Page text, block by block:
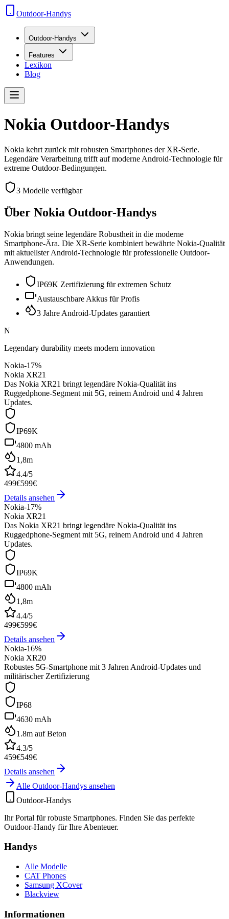
Outdoor-Handys
Outdoor-Handys
Features
Lexikon
Blog
Nokia Outdoor-Handys
Nokia kehrt zurück mit robusten Smartphones der XR-Serie.
Legendäre Verarbeitung trifft auf moderne Android-Technologie für
extreme Outdoor-Bedingungen.
3 Modelle verfügbar
Über Nokia Outdoor-Handys
Nokia bringt seine legendäre Robustheit in die moderne
Smartphone-Ära. Die XR-Serie kombiniert bewährte Nokia-Qualität
mit aktuellster Android-Technologie für professionelle Outdoor-
Anwendungen.
IP69K Zertifizierung für extremen Schutz
Austauschbare Akkus für Profis
3 Jahre Android-Updates garantiert
N
Legendary durability meets modern innovation
Nokia-17%
Nokia XR21
Das Nokia XR21 bringt legendäre Nokia-Qualität ins
Ruggedphone-Segment mit 5G, reinem Android und 4 Jahren
Updates.
IP69K
4800 mAh
1,8m
4.4/5
499€599€
Details ansehen
Nokia-17%
Nokia XR21
Das Nokia XR21 bringt legendäre Nokia-Qualität ins
Ruggedphone-Segment mit 5G, reinem Android und 4 Jahren
Updates.
IP69K
4800 mAh
1,8m
4.4/5
499€599€
Details ansehen
Nokia-16%
Nokia XR20
Robustes 5G-Smartphone mit 3 Jahren Android-Updates und
militärischer Zertifizierung
IP68
4630 mAh
1.8m auf Beton
4.3/5
459€549€
Details ansehen
Alle Outdoor-Handys ansehen
Outdoor-Handys
Ihr Portal für robuste Smartphones. Finden Sie das perfekte
Outdoor-Handy für Ihre Abenteuer.
Handys
Alle Modelle
CAT Phones
Samsung XCover
Blackview
Informationen